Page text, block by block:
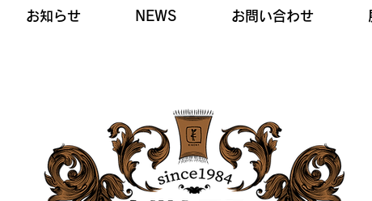
お知らせ NEWS お問い合わせ